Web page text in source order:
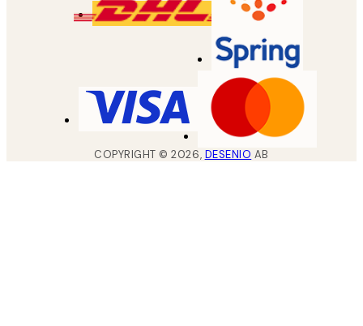
COPYRIGHT ©2026, DESENIO AB